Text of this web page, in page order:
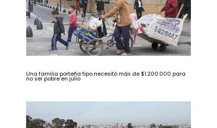
Una familia porteña tipo necesitó más de $1.200.000 para
no ser pobre en julio